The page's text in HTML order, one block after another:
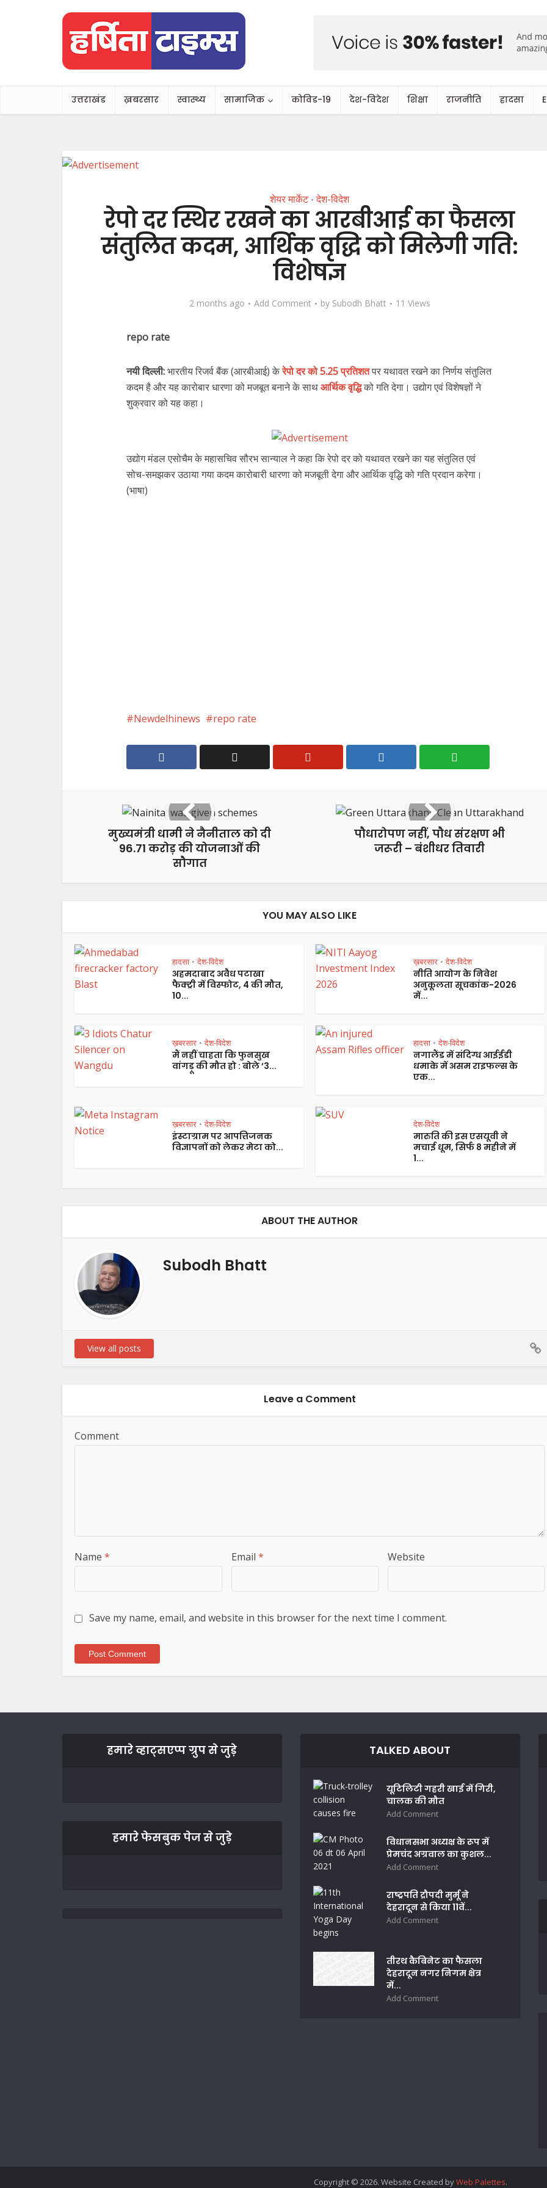
उत्तराखंड ख़बरसार स्वास्थ्य सामाजिक कोविड-19 देश-विदेश शिक्षा राजनीति हादसा
शेयर मार्केट • देश-विदेश
रेपो दर स्थिर रखने का आरबीआई का फैसला
संतुलित कदम, आर्थिक वृद्धि को मिलेगी गति:
विशेषज्ञ
2 months ago Add Comment by Subodh Bhatt 11 Views
repo rate
नयी दिल्ली:भारतीय रिजर्व बैंक (आरबीआई) केरेपो दर को 5.25 प्रतिशतपर यथावत रखने का निर्णय संतुलित
कदम है और यह कारोबार धारणा को मजबूत बनाने के साथआर्थिक वृद्धिको गति देगा। उद्योग एवं विशेषज्ञों ने
शुक्रवार को यह कहा।
उद्योग मंडल एसोचैम के महासचिव सौरभ सान्याल ने कहा कि रेपो दर को यथावत रखने का यह संतुलित एवं
सोच-समझकर उठाया गया कदम कारोबारी धारणा को मजबूती देगा और आर्थिक वृद्धि को गति प्रदान करेगा।
(भाषा)
Newdelhinews repo rate
मुख्यमंत्री धामी ने नैनीताल को दी
96.71 करोड़ की योजनाओं की
सौगात
पौधारोपण नहीं, पौध संरक्षण भी
जरूरी – बंशीधर तिवारी
YOU MAY ALSO LIKE
हादसा • देश-विदेश
अहमदाबाद अवैध पटाखा
फैक्ट्री में विस्फोट, 4 की मौत,
10...
ख़बरसार • देश-विदेश
नीति आयोग के निवेश
अनुकूलता सूचकांक-2026
में...
ख़बरसार • देश-विदेश
मैं नहीं चाहता कि फुनसुख
वांगड़ू की मौत हो : बोले ‘3...
हादसा • देश-विदेश
नगालैंड में संदिग्ध आईईडी
धमाके में असम राइफल्स के
एक...
ख़बरसार • देश-विदेश
इंस्टाग्राम पर आपत्तिजनक
विज्ञापनों को लेकर मेटा को...
देश-विदेश
मारुति की इस एसयूवी ने
मचाई धूम, सिर्फ 8 महीने में
1...
ABOUT THE AUTHOR
Subodh Bhatt
View all posts
Leave a Comment
Comment
Name * Email * Website
Save my name, email, and website in this browser for the next time I comment.
हमारे व्हाट्सएप्प ग्रुप से जुड़े
हमारे फेसबुक पेज से जुड़े
TALKED ABOUT
यूटिलिटी गहरी खाई में गिरी,
चालक की मौत
Add Comment
विधानसभा अध्यक्ष के रूप में
प्रेमचंद अग्रवाल का कुशल...
Add Comment
राष्ट्रपति द्रौपदी मुर्मू ने
देहरादून से किया 11वें...
Add Comment
तीरथ कैबिनेट का फैसला
देहरादून नगर निगम क्षेत्र
में...
Add Comment
Copyright © 2026. Website Created byWeb Palettes.